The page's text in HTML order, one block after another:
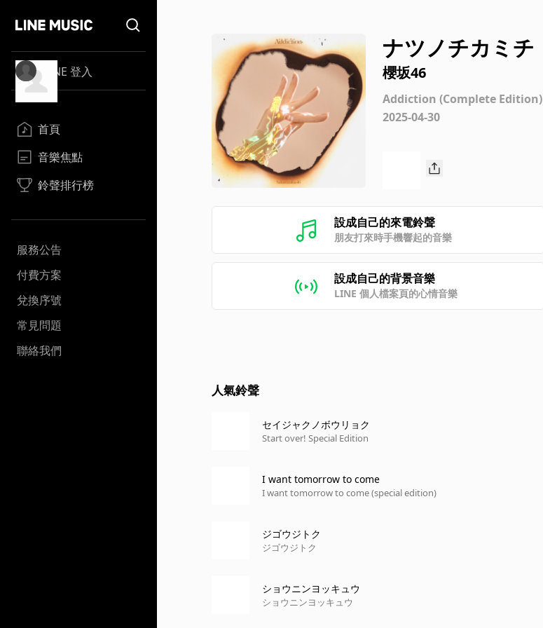
LINE 登入
首頁
音樂焦點
鈴聲排行榜
服務公告
付費方案
兌換序號
常見問題
聯絡我們
ナツノチカミチ
櫻坂46
Addiction (Complete Edition)
2025-04-30
設成自己的來電鈴聲
朋友打來時手機響起的音樂
設成自己的背景音樂
LINE 個人檔案頁的心情音樂
人氣鈴聲
セイジャクノボウリョク
Start over! Special Edition
I want tomorrow to come
I want tomorrow to come (special edition)
ジゴウジトク
ジゴウジトク
ショウニンヨッキュウ
ショウニンヨッキュウ